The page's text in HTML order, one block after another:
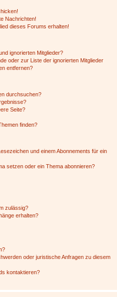
Nachrichten!
dieses Forums erhalten!
ignorierten Mitglieder?
oder zur Liste der ignorierten Mitglieder
entfernen?
durchsuchen?
Seite?
finden?
und einem Abonnements für ein
setzen oder ein Thema abonnieren?
zulässig?
erhalten?
oder juristische Anfragen zu diesem
kontaktieren?